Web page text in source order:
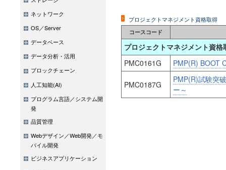
ネットワーク
OS／Server
データベース
データ分析・活用
ブロックチェーン
人工知能(AI)
プログラム言語／システム開
発
品質管理
Webデザイン／Web開発／モ
バイル開発
ビジネスアプリケーション
プロジェクトマネジメント資格取得
コースコード
プロジェクトマネジメント資格
PMC0161G
PMP(R) BOOT
PMC0187G
PMP(R)試験突
ー～